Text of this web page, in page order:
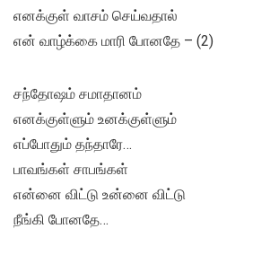
எனக்குள் வாசம் செய்வதால்
என் வாழ்க்கை மாரி போனதே – (2)
சந்தோஷம் சமாதானம்
எனக்குள்ளும் உனக்குள்ளும்
எப்போதும் தந்தாரே…
பாவங்கள் சாபங்கள்
என்னை விட்டு உன்னை விட்டு
நீங்கி போனதே…